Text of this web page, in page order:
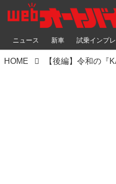
ニュース 新車 試乗インプレ
HOME